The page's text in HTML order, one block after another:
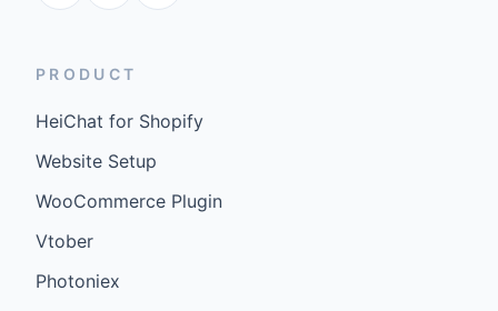
PRODUCT
HeiChat for Shopify
Website Setup
WooCommerce Plugin
Vtober
Photoniex